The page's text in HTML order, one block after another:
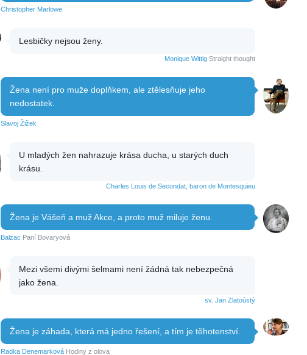
Christopher Marlowe
Lesbičky nejsou ženy.
Monique WittigStraight thought
Žena není pro muže doplňkem, ale ztělesňuje jeho
nedostatek.
Slavoj Žižek
U mladých žen nahrazuje krása ducha, u starých duch
krásu.
Charles Louis de Secondat, baron de Montesquieu
Žena je Vášeň a muž Akce, a proto muž miluje ženu.
Balzac Paní Bovaryová
Mezi všemi divými šelmami není žádná tak nebezpečná
jako žena.
sv. Jan Zlatoústý
Žena je záhada, která má jedno řešení, a tím je těhotenství.
Radka DenemarkováHodiny z olova